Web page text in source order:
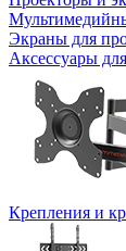
Экраны для
Аксессуары
Крепления и